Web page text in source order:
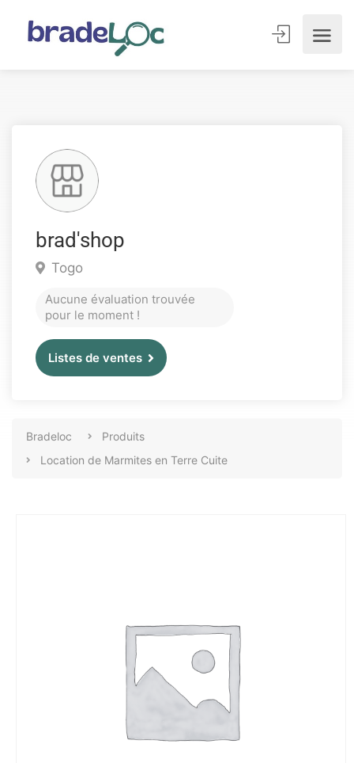
brad'shop
Togo
Aucune évaluation trouvée
pour le moment !
Listes de ventes
Bradeloc
Produits
Location de Marmites en Terre Cuite